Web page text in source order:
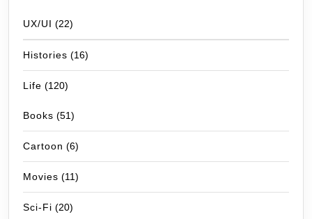
UX/UI (22)
Histories (16)
Life (120)
Books (51)
Cartoon (6)
Movies (11)
Sci-Fi (20)